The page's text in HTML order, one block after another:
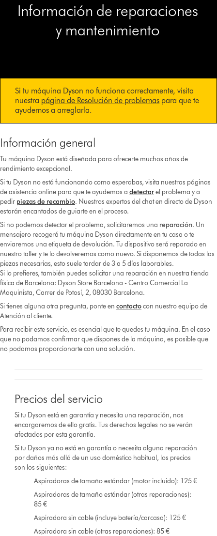
Información de reparaciones
y mantenimiento
Si tu máquina Dyson no funciona correctamente, visita
nuestra página de Resolución de problemas para que te
ayudemos a arreglarla.
Información general
Tu máquina Dyson está diseñada para ofrecerte muchos años de
rendimiento excepcional.
Si tu Dyson no está funcionando como esperabas, visita nuestras páginas
de asistencia online para que te ayudemos a detectarel problema y a
pedir piezas de recambio. Nuestros expertos del chat en directode Dyson
estarán encantados de guiarte en el proceso.
Si no podemos detectar el problema, solicitaremos una reparación. Un
mensajero recogerá tu máquina Dyson directamente en tu casa o te
enviaremos una etiqueta de devolución. Tu dispositivo será reparado en
nuestro taller y te lo devolveremos como nuevo. Si disponemos de todas las
piezas necesarias, esto suele tardar de 3 a 5 días laborables.
Si lo prefieres, también puedes solicitar una reparación en nuestra tienda
física de Barcelona: Dyson Store Barcelona - Centro Comercial La
Maquinista, Carrer de Potosí, 2, 08030 Barcelona.
Si tienes alguna otra pregunta, ponte en contactocon nuestro equipo de
Atención al cliente.
Para recibir este servicio, es esencial que te quedes tu máquina. En el caso
que no podamos confirmar que dispones de la máquina, es posible que
no podamos proporcionarte con una solución.
Precios del servicio
Si tu Dyson está en garantía y necesita una reparación, nos
encargaremos de ello gratis. Tus derechos legales no se verán
afectados por esta garantía.
Si tu Dyson ya no está en garantía o necesita alguna reparación
por daños más allá de un uso doméstico habitual, los precios
son los siguientes:
Aspiradoras de tamaño estándar (motor incluido): 125 €
Aspiradoras de tamaño estándar (otras reparaciones):
85 €
Aspiradora sin cable (incluye batería/carcasa): 125 €
Aspiradora sin cable (otras reparaciones): 85 €